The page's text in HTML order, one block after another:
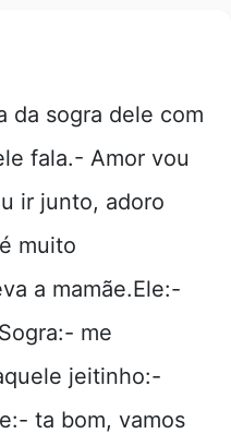
da sogra dele com
fala.- Amor vou
ir junto, adoro
muito
a mamãe.Ele:-
me
jeitinho:-
ta bom, vamos